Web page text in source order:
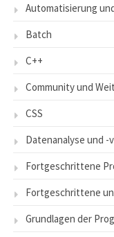
Automatisierung
Batch
C++
Community und
CSS
Datenanalyse und -
Fortgeschrittene
Fortgeschrittene
Grundlagen der